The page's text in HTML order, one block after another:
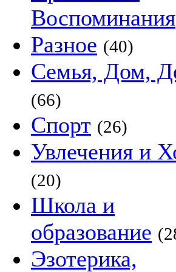
Воспоминания
Разное (40)
Семья, Дом,
(66)
Спорт (26)
Увлечения и
(20)
Школа и
образование
Эзотерика,